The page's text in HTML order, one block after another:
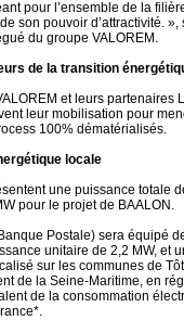
pour l’ensemble de la
son pouvoir d’attractivité. »,
du groupe VALOREM.
de la transition
et leurs partenaires
leur mobilisation pour
100% dématérialisés.
locale
une puissance totale
pour le projet de BAALON.
Postale) sera équipé
unitaire de 2,2 MW, et
sur les communes de
de la Seine-Maritime, en
de la consommation